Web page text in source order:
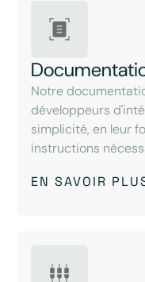
Notre
développeurs
simplicité, en leur
instructions
EN SAVOIR